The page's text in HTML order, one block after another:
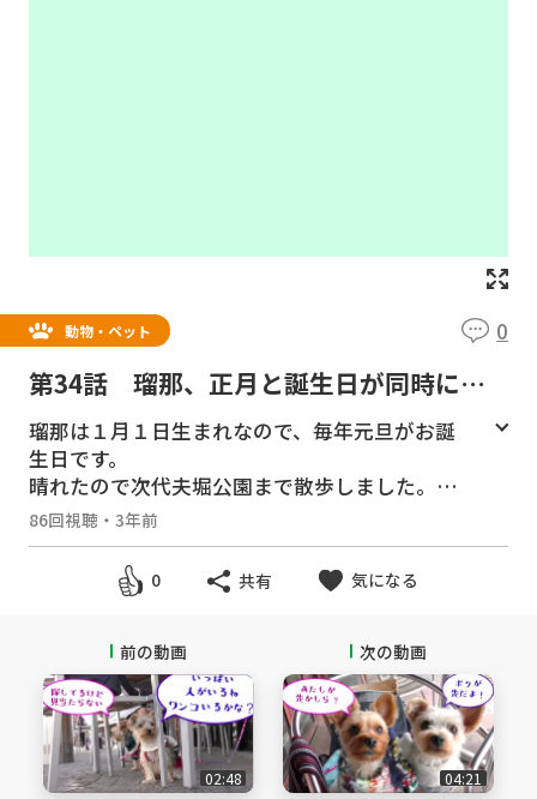
動物・ペット 0
第34話 瑠那、正月と誕生日が同時にや
って来た ー次代夫堀公園でお正月散歩
ー
瑠那は１月１日生まれなので、毎年元旦がお誕
生日です。
晴れたので次代夫堀公園まで散歩しました。
次代夫堀公園の民家園では毎年獅子舞が出た
り、羽付きやコマ回しなど
昔ながらのお正月が楽しめます。（ワンコは民
家園には入れません）
瑠那は池や田んぼの周りの生き物を見て楽しみ
ました。
＃次代夫堀公園
86回視聴 ・ 3年前
0 共有 気になる
前の動画
02:48
次の動画
04:21